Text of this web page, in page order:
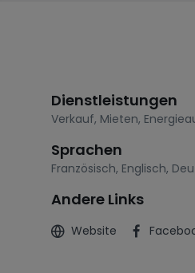
Dienstleistungen
Verkauf, Mieten,
Sprachen
Französisch, Englisch,
Andere Links
Website